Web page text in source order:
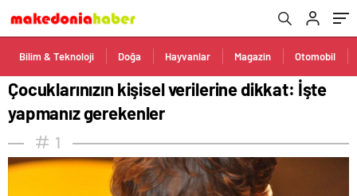
Bilim & Teknoloji Doğa Hayvanlar Magazin Otomobil
Çocuklarınızın kişisel verilerine dikkat: İşte
yapmanız gerekenler
1